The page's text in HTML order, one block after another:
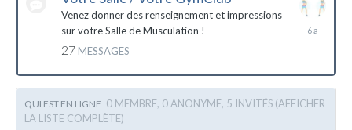
Venez donner des renseignement et impressions
sur votre Salle de Musculation !
27 MESSAGES
26
QUI EST EN LIGNE 0 MEMBRE, 0 ANONYME, 5 INVITÉS (AFFICHER
LA LISTE COMPLÈTE)